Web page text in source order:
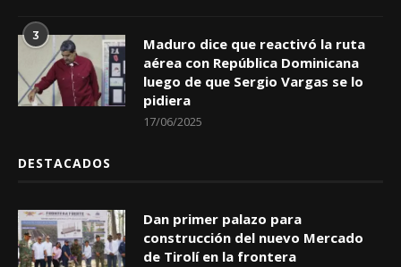
3
Maduro dice que reactivó la ruta
aérea con República Dominicana
luego de que Sergio Vargas se lo
pidiera
17/06/2025
DESTACADOS
Dan primer palazo para
construcción del nuevo Mercado
de Tirolí en la frontera